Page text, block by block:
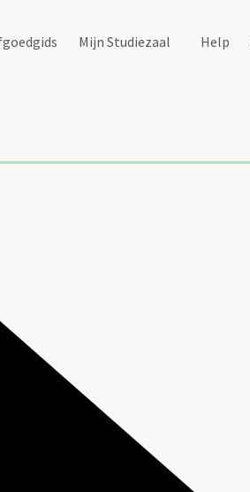
Mijn Studiezaal Help